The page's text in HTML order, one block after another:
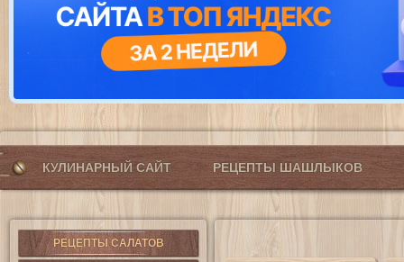
КУЛИНАРНЫЙ САЙТ РЕЦЕПТЫ ШАШЛЫКОВ
РЕЦЕПТЫ САЛАТОВ